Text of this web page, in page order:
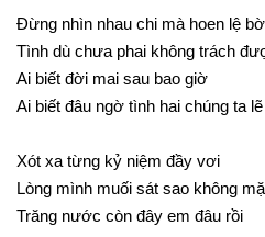
Đừng nhìn nhau chi mà hoen lệ
Tình dù chưa phai không trách
Ai biết đời mai sau bao giờ
Ai biết đâu ngờ tình hai chúng ta
Xót xa từng kỷ niệm đầy vơi
Lòng mình muối sát sao không
Trăng nước còn đây em đâu rồi